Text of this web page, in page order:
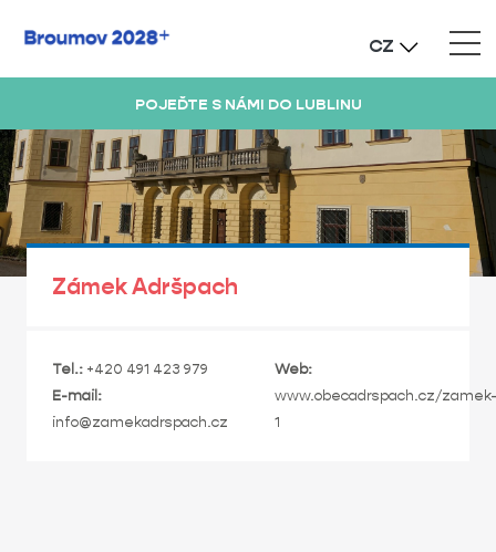
CZ
POJEĎTE S NÁMI DO LUBLINU
Zámek Adršpach
Tel.: +420 491 423 979
E-mail:
info@zamekadrspach.cz
Web:
www.obecadrspach.cz/zamek-
1